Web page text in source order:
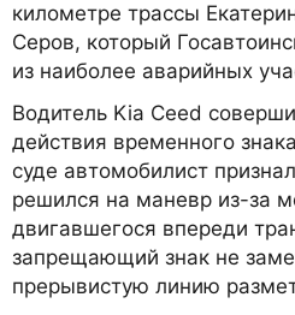
километре трассы
Серов, который
из наиболее аварийных
Водитель Kia Ceed
действия временного
суде автомобилист
решился на маневр из-за
двигавшегося впереди
запрещающий знак не
прерывистую линию